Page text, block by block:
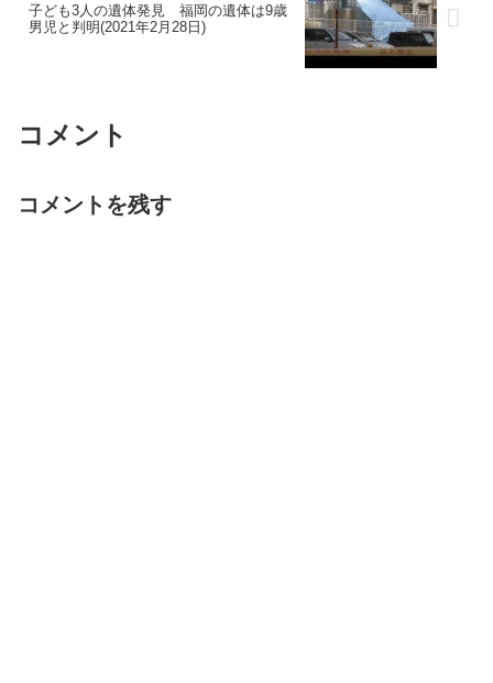
子ども3人の遺体発見 福岡の遺体は9歳
男児と判明(2021年2月28日)
コメント
コメントを残す